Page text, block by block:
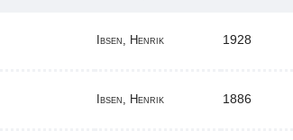
Ibsen, Henrik 1928
Ibsen, Henrik 1886